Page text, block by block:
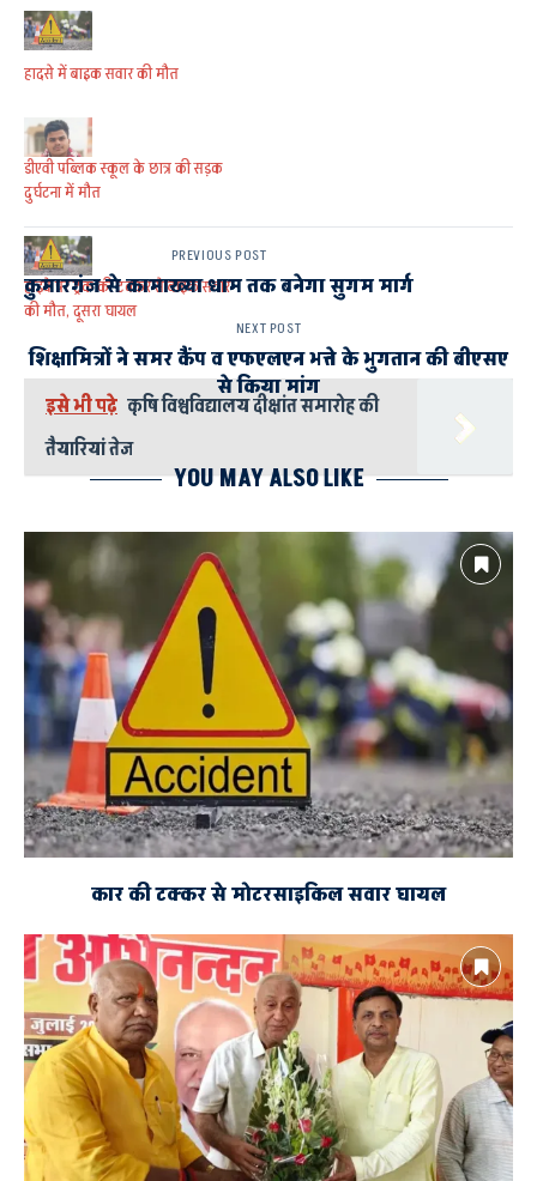
हादसे में बाइक सवार की मौत
डीएवी पब्लिक स्कूल के छात्र की सड़क
दुर्घटना में मौत
हाइवे पर ट्रक की टक्कर से बाइक सवार
की मौत, दूसरा घायल
इसे भी पढ़े कृषि विश्वविद्यालय दीक्षांत समारोह की
तैयारियां तेज
AYODHYA रजकला वर्मा आर्य कन्या विद्यालय लखनऊ हाइवे
वाहन की टक्कर से स्कूल चपरासी की मौत
PREVIOUS POST
कुमारगंज से कामाख्या धाम तक बनेगा सुगम मार्ग
NEXT POST
शिक्षामित्रों ने समर कैंप व एफएलएन भत्ते के भुगतान की बीएसए
से किया मांग
YOU MAY ALSO LIKE
कार की टक्कर से मोटरसाइकिल सवार घायल